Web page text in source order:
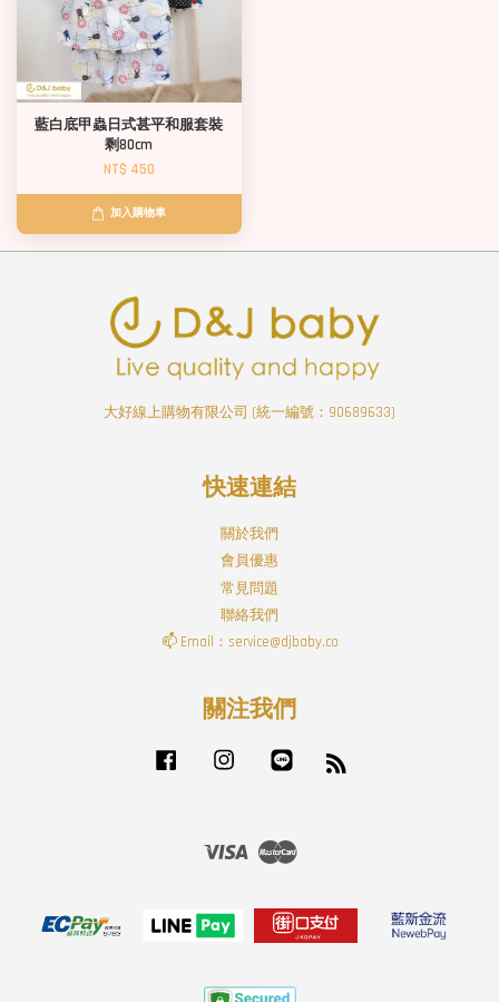
藍白底甲蟲日式甚平和服套裝
剩80cm
NT$ 450
加入購物車
大好線上購物有限公司 (統一編號：90689633)
快速連結
關於我們
會員優惠
常見問題
聯絡我們
📫 Email：service@djbaby.co
關注我們
Facebook Instagram
Visa Master